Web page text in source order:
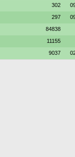
302
297
84838
11155
9037